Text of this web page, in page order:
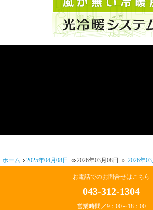
ホーム 2025年04月08日 « 2026年03月08日 » 2026年03
お電話でのお問合せはこちら
043-312-1304
営業時間／9：00～18：00